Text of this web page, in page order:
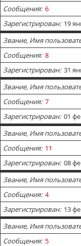
Сообщения 6
Зарегистрирован 19
Звание, Имя
Сообщения 8
Зарегистрирован 31
Звание, Имя
Сообщения 7
Зарегистрирован 01
Звание, Имя
Сообщения 11
Зарегистрирован 08
Звание, Имя
Сообщения 4
Зарегистрирован 13
Звание, Имя
Сообщения 5